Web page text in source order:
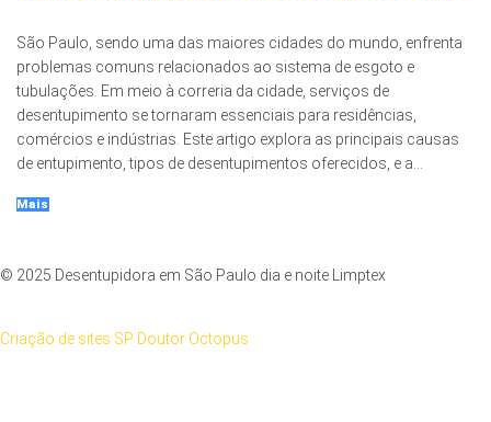
São Paulo, sendo uma das maiores cidades do mundo, enfrenta
problemas comuns relacionados ao sistema de esgoto e
tubulações. Em meio à correria da cidade, serviços de
desentupimento se tornaram essenciais para residências,
comércios e indústrias. Este artigo explora as principais causas
de entupimento, tipos de desentupimentos oferecidos, e a...
Mais
© 2025 Desentupidora em São Paulo dia e noite Limptex
Criação de sites SP Doutor Octopus